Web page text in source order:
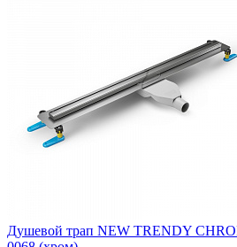
Душевой трап NEW TRENDY